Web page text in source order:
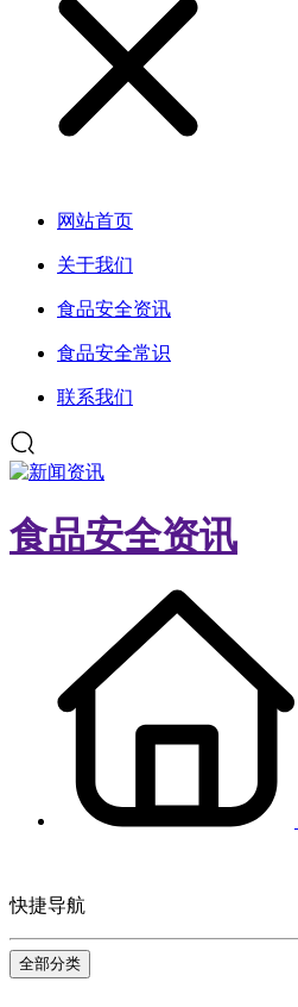
网站首页
关于我们
食品安全资讯
食品安全常识
联系我们
食品安全资讯
快捷导航
全部分类